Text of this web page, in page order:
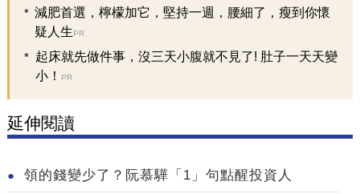
減肥首選，檸檬加它，堅持一週，腰細了，瘦到你懷
疑人生PR
起床就先做件事，沒三天小腹就不見了! 肚子一天天變
小！
PR
延伸閱讀
領的錢變少了？阮慕驊「1」句點醒投資人